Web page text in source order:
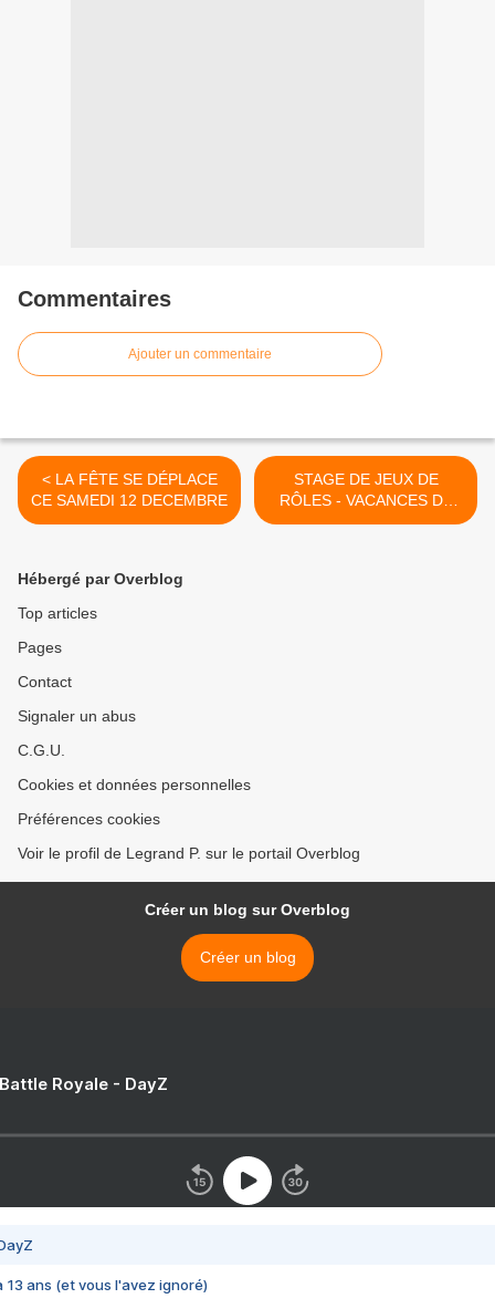
Commentaires
Ajouter un commentaire
< LA FÊTE SE DÉPLACE
CE SAMEDI 12 DECEMBRE
STAGE DE JEUX DE
RÔLES - VACANCES DE
FÉVRIER >
Hébergé par Overblog
Top articles
Pages
Contact
Signaler un abus
C.G.U.
Cookies et données personnelles
Préférences cookies
Voir le profil de Legrand P. sur le portail Overblog
Créer un blog sur Overblog
Créer un blog
Royale - DayZ
13 ans (et vous l'avez ignoré)